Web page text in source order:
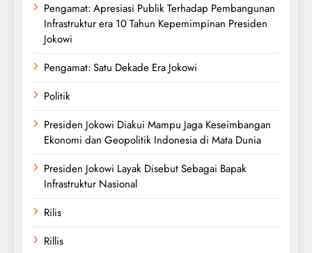
Pengamat: Apresiasi Publik Terhadap Pembangunan
Infrastruktur era 10 Tahun Kepemimpinan Presiden
Jokowi
Pengamat: Satu Dekade Era Jokowi
Politik
Presiden Jokowi Diakui Mampu Jaga Keseimbangan
Ekonomi dan Geopolitik Indonesia di Mata Dunia
Presiden Jokowi Layak Disebut Sebagai Bapak
Infrastruktur Nasional
Rilis
Rillis